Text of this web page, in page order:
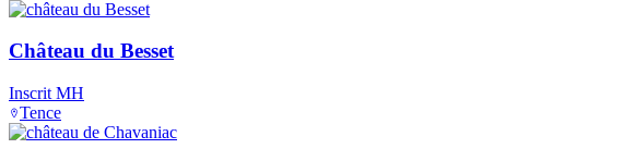
Château du Besset
Inscrit MH
Tence